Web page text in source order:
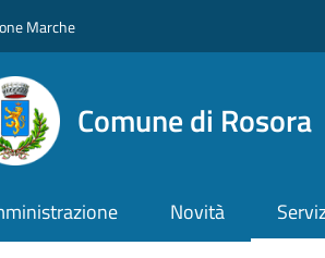
Marche
Comune di Rosora
Novità